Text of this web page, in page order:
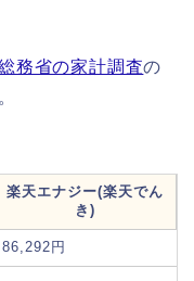
務省の家計調査の
楽天エナジー(楽天でん
き)
86,292円